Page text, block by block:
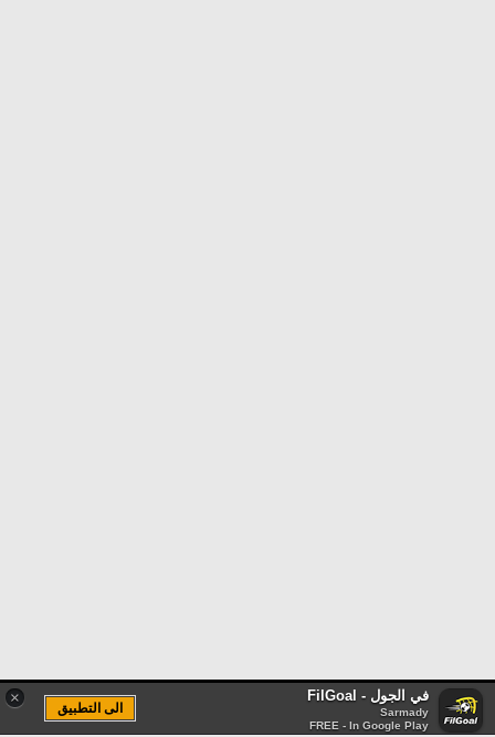
× في الجول - FilGoal
Sarmady
FREE - In Google Play
الى التطبيق